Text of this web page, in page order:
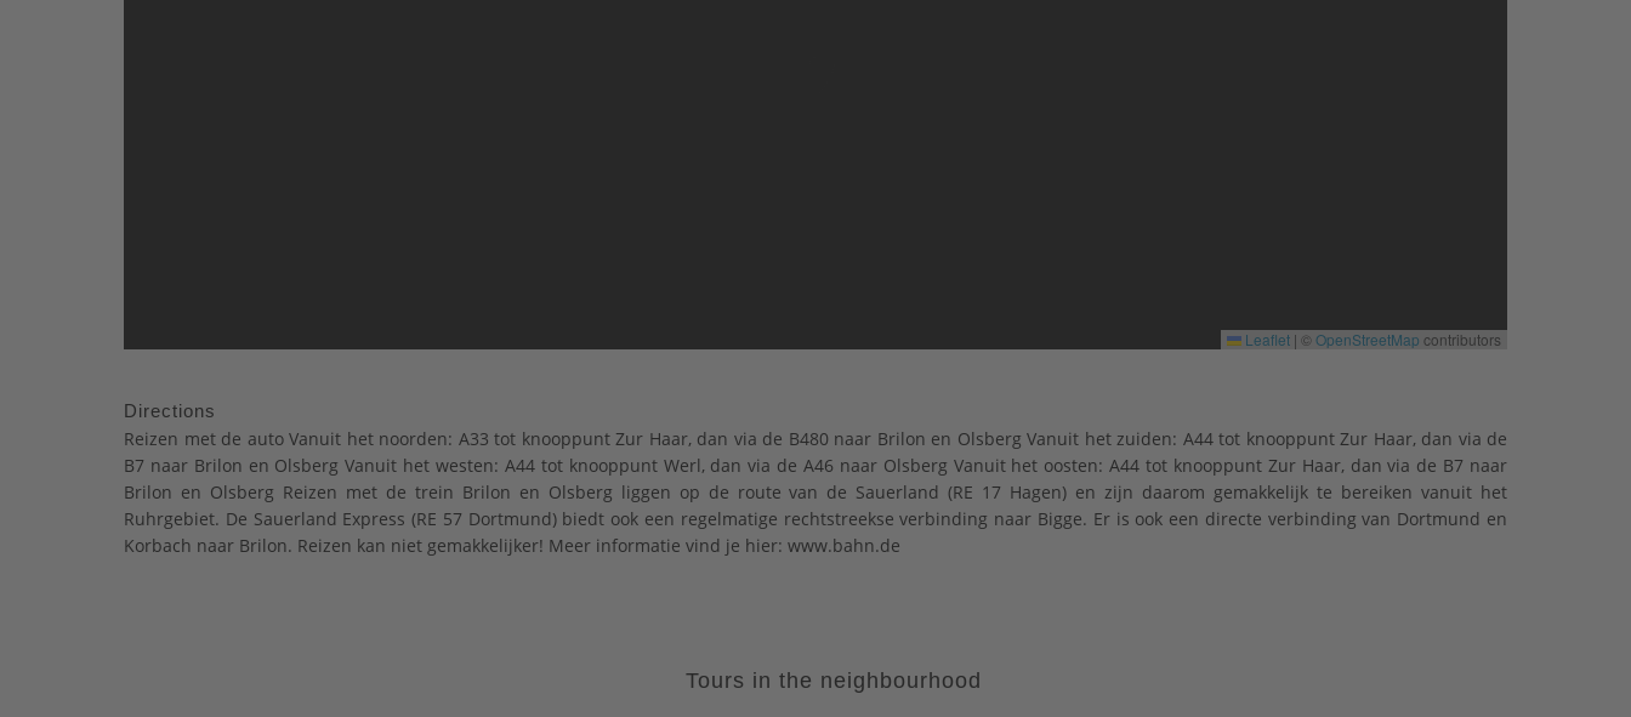
Leaflet | ©OpenStreetMap contributors
Directions
Reizen met de auto Vanuit het noorden: A33 tot knooppunt Zur Haar, dan via de B480 naar Brilon en Olsberg Vanuit het zuiden: A44 tot knooppunt Zur Haar, dan via de
B7 naar Brilon en Olsberg Vanuit het westen: A44 tot knooppunt Werl, dan via de A46 naar Olsberg Vanuit het oosten: A44 tot knooppunt Zur Haar, dan via de B7 naar
Brilon en Olsberg Reizen met de trein Brilon en Olsberg liggen op de route van de Sauerland (RE 17 Hagen) en zijn daarom gemakkelijk te bereiken vanuit het
Ruhrgebiet. De Sauerland Express (RE 57 Dortmund) biedt ook een regelmatige rechtstreekse verbinding naar Bigge. Er is ook een directe verbinding van Dortmund en
Korbach naar Brilon. Reizen kan niet gemakkelijker! Meer informatie vind je hier: www.bahn.de
Tours in the neighbourhood